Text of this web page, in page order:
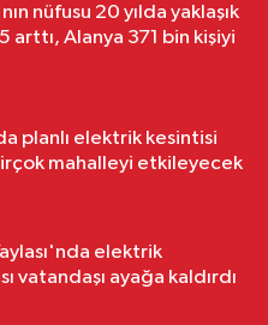
nüfusu 20 yılda yaklaşık
arttı, Alanya 371 bin kişiyi
planlı elektrik kesintisi
mahalleyi etkileyecek
elektrik
vatandaşı ayağa kaldırdı